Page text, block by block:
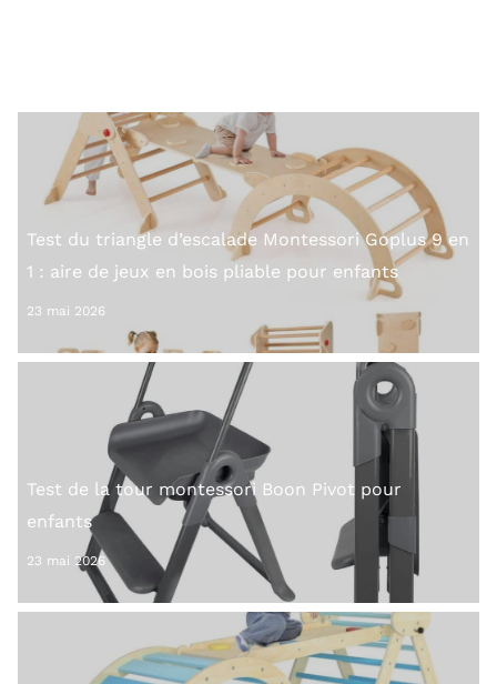
Test du triangle d’escalade Montessori Goplus 9 en
1 : aire de jeux en bois pliable pour enfants
23 mai 2026
Test de la tour montessori Boon Pivot pour
enfants
23 mai 2026